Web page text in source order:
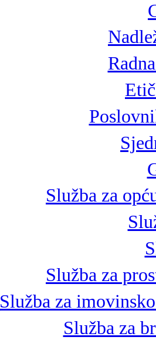
Služba za
Služba za
Služba za
Služba za